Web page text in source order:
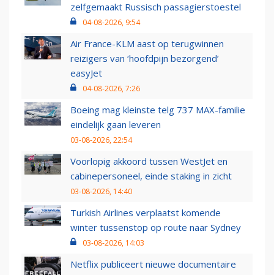
zelfgemaakt Russisch passagierstoestel
04-08-2026, 9:54
Air France-KLM aast op terugwinnen
reizigers van ‘hoofdpijn bezorgend’
easyJet
04-08-2026, 7:26
Boeing mag kleinste telg 737 MAX-familie
eindelijk gaan leveren
03-08-2026, 22:54
Voorlopig akkoord tussen WestJet en
cabinepersoneel, einde staking in zicht
03-08-2026, 14:40
Turkish Airlines verplaatst komende
winter tussenstop op route naar Sydney
03-08-2026, 14:03
Netflix publiceert nieuwe documentaire